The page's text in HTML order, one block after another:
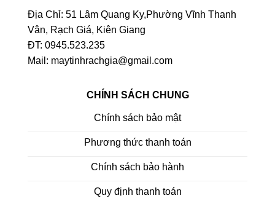
Địa Chỉ: 51 Lâm Quang Ky,Phường Vĩnh Thanh
Vân, Rạch Giá, Kiên Giang
ĐT: 0945.523.235
Mail: maytinhrachgia@gmail.com
CHÍNH SÁCH CHUNG
Chính sách bảo mật
Phương thức thanh toán
Chính sách bảo hành
Quy định thanh toán